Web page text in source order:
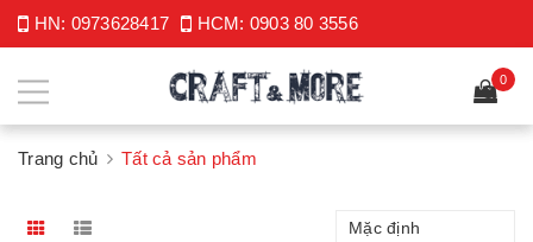
HN: 0973628417 HCM: 0903 80 3556
0
Trang chủ Tất cả sản phẩm
Mặc định